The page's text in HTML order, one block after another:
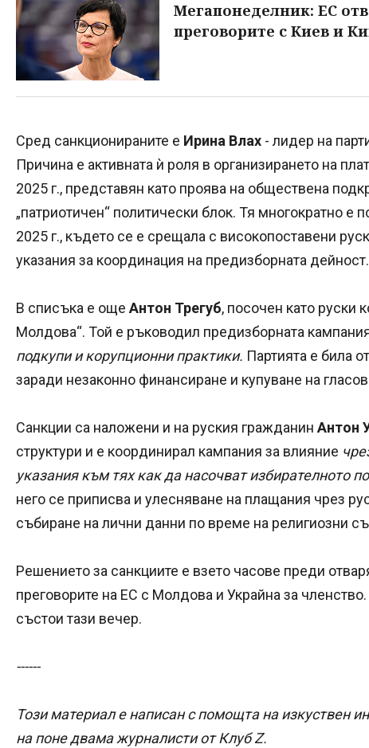
Мегапонеделник: ЕС
преговорите с Киев и
Сред санкционираните е Ирина Влах - лидер на
Причина е активната ѝ роля в организирането на
2025 г., представян като проява на обществена
„патриотичен“ политически блок. Тя многократно
2025 г., където се е срещала с високопоставени
указания за координация на предизборната дейност.
В списъка е още Антон Трегуб, посочен като руски
Молдова“. Той е ръководил предизборната
подкупи и корупционни практики. Партията е била
заради незаконно финансиране и купуване на
Санкции са наложени и на руския гражданин Антон
структури и е координирал кампания за влияние
указания към тях как да насочват избирателното
него се приписва и улесняване на плащания чрез
събиране на лични данни по време на религиозни
Решението за санкциите е взето часове преди
преговорите на ЕС с Молдова и Украйна за
състои тази вечер.
------
Този материал е написан с помощта на изкуствен
на поне двама журналисти от Клуб Z.